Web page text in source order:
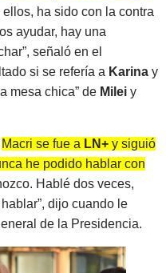
ha sido con la contra
ayudar, hay una
señaló en el
si se refería a Karina y
mesa chica” de Milei y
Macri se fue a LN+ y siguió
he podido hablar con
Hablé dos veces,
dijo cuando le
de la Presidencia.